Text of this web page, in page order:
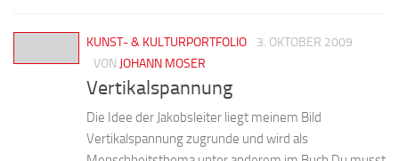
KUNST- & KULTURPORTFOLIO
3. OKTOBER 2009
VON JOHANN MOSER
Vertikalspannung
Die Idee der Jakobsleiter liegt meinem Bild
Vertikalspannung zugrunde und wird als